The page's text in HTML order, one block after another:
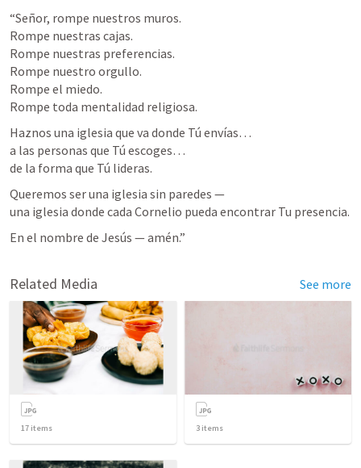
“Señor, rompe nuestros muros.
Rompe nuestras cajas.
Rompe nuestras preferencias.
Rompe nuestro orgullo.
Rompe el miedo.
Rompe toda mentalidad religiosa.
Haznos una iglesia que va donde Tú envías…
a las personas que Tú escoges…
de la forma que Tú lideras.
Queremos ser una iglesia sin paredes —
una iglesia donde cada Cornelio pueda encontrar Tu presencia.
En el nombre de Jesús — amén.”
Related Media See more
17 items 3 items